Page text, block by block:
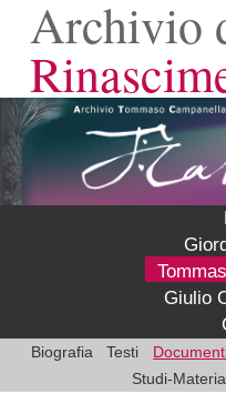
Archivio
Giulio
Biografia Testi
Studi-